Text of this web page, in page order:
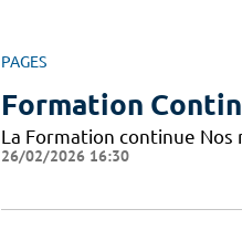
PAGES
Formation
La Formation continue
26/02/2026 16:30